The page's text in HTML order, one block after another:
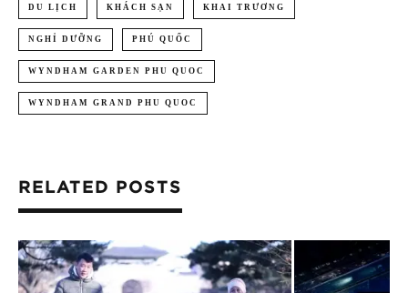
DU LỊCH KHÁCH SẠN KHAI TRƯƠNG
NGHỈ DƯỠNG PHÚ QUỐC
WYNDHAM GARDEN PHU QUOC
WYNDHAM GRAND PHU QUOC
RELATED POSTS